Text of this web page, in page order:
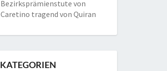
Bezirksprämienstute von
Caretino tragend von Quiran
KATEGORIEN